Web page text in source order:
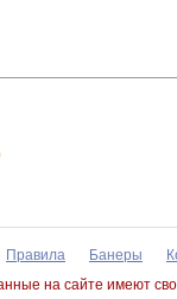
Правила Банеры
на сайте имеют